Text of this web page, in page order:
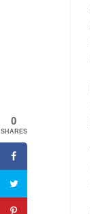
0
SHARES